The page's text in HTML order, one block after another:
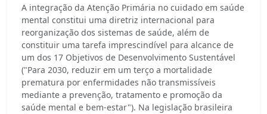
A integração da Atenção Primária no cuidado em saúde
mental constitui uma diretriz internacional para
reorganização dos sistemas de saúde, além de
constituir uma tarefa imprescindível para alcance de
um dos 17 Objetivos de Desenvolvimento Sustentável
("Para 2030, reduzir em um terço a mortalidade
prematura por enfermidades não transmissíveis
mediante a prevenção, tratamento e promoção da
saúde mental e bem-estar"). Na legislação brasileira